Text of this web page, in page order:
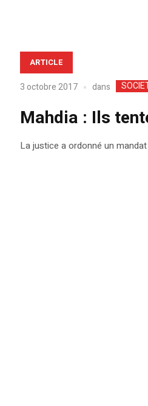
ARTICLE
3 octobre 2017 dans
Mahdia : Ils
La justice a ordonné un